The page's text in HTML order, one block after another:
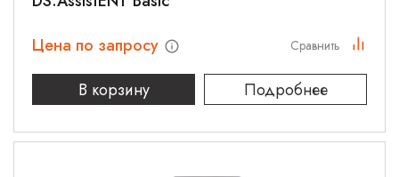
Цена по запросу
В корзину
Подробнее
Сравнить